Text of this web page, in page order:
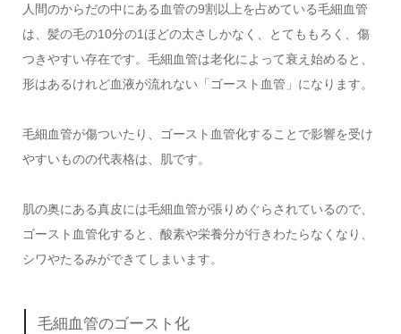
人間のからだの中にある血管の9割以上を占めている毛細血管
は、髪の毛の10分の1ほどの太さしかなく、とてももろく、傷
つきやすい存在です。毛細血管は老化によって衰え始めると、
形はあるけれど血液が流れない「ゴースト血管」になります。
毛細血管が傷ついたり、ゴースト血管化することで影響を受け
やすいものの代表格は、肌です。
肌の奥にある真皮には毛細血管が張りめぐらされているので、
ゴースト血管化すると、酸素や栄養分が行きわたらなくなり、
シワやたるみができてしまいます。
毛細血管のゴースト化